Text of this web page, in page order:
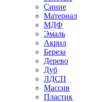
Синие
Материал
МДФ
Эмаль
Акрил
Береза
Дерево
Дуб
ЛДСП
Массив
Пластик